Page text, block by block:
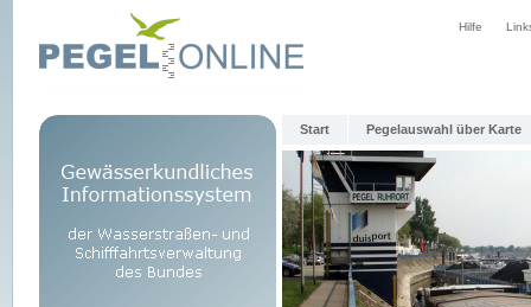
Hilfe
Start Pegelauswahl über Karte